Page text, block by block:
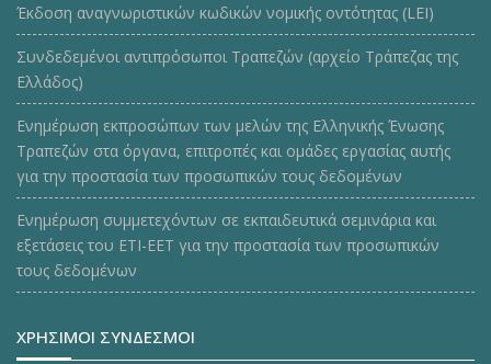
Έκδοση αναγνωριστικών κωδικών νομικής οντότητας (LEI)
Συνδεδεμένοι αντιπρόσωποι Τραπεζών (αρχείο Τράπεζας της
Ελλάδος)
Ενημέρωση εκπροσώπων των μελών της Ελληνικής Ένωσης
Τραπεζών στα όργανα, επιτροπές και ομάδες εργασίας αυτής
για την προστασία των προσωπικών τους δεδομένων
Ενημέρωση συμμετεχόντων σε εκπαιδευτικά σεμινάρια και
εξετάσεις του ΕΤΙ-ΕΕΤ για την προστασία των προσωπικών
τους δεδομένων
ΧΡΗΣΙΜΟΙ ΣΥΝΔΕΣΜΟΙ